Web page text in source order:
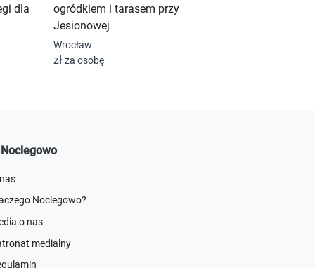
dla
ogródkiem i tarasem przy
Jesionowej
Wrocław
zł za osobę
Noclegowo?
o nas
medialny